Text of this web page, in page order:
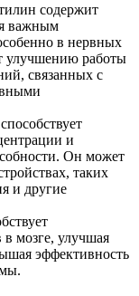
содержит
важным
в нервных
улучшению работы
связанных с
и
Он может
таких
и другие
мозге, улучшая
эффективность